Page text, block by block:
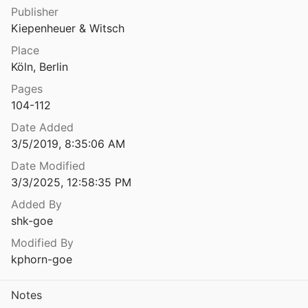
die Grenzen der Erziehung
Die Grenzen der Erziehung
bei den Naturvölkern
Publisher
Kiepenheuer & Witsch
Place
Köln, Berlin
Pages
104-112
Date Added
3/5/2019, 8:35:06 AM
Date Modified
3/3/2025, 12:58:35 PM
Added By
shk-goe
Modified By
kphorn-goe
Notes